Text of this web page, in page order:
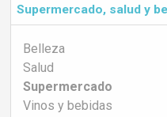
Supermercado, salud y
Belleza
Salud
Supermercado
Vinos y bebidas